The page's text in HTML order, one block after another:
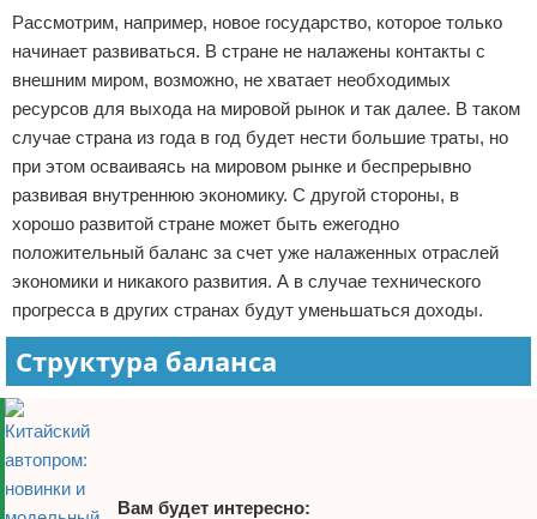
Рассмотрим, например, новое государство, которое только
начинает развиваться. В стране не налажены контакты с
внешним миром, возможно, не хватает необходимых
ресурсов для выхода на мировой рынок и так далее. В таком
случае страна из года в год будет нести большие траты, но
при этом осваиваясь на мировом рынке и беспрерывно
развивая внутреннюю экономику. С другой стороны, в
хорошо развитой стране может быть ежегодно
положительный баланс за счет уже налаженных отраслей
экономики и никакого развития. А в случае технического
прогресса в других странах будут уменьшаться доходы.
Структура баланса
Вам будет интересно: